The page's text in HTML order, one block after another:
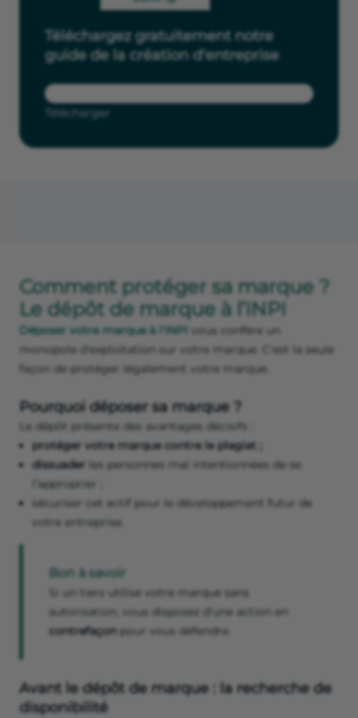
Téléchargez gratuitement notre
guide de la création d'entreprise
Télécharger
Comment protéger sa marque ?
Le dépôt de marque à l’INPI
Déposer votre marque à l'INPI vous confère un
monopole d'exploitation sur votre marque. C'est la seule
façon de protéger légalement votre marque.
Pourquoi déposer sa marque ?
Le dépôt présente des avantages décisifs :
protéger votre marque contre le plagiat ;
dissuader les personnes mal intentionnées de se
l’approprier ;
sécuriser cet actif pour le développement futur de
votre entreprise.
Bon à savoir
Si un tiers utilise votre marque sans
autorisation, vous disposez d'une action en
contrefaçon pour vous défendre.
Avant le dépôt de marque : la recherche de
disponibilité